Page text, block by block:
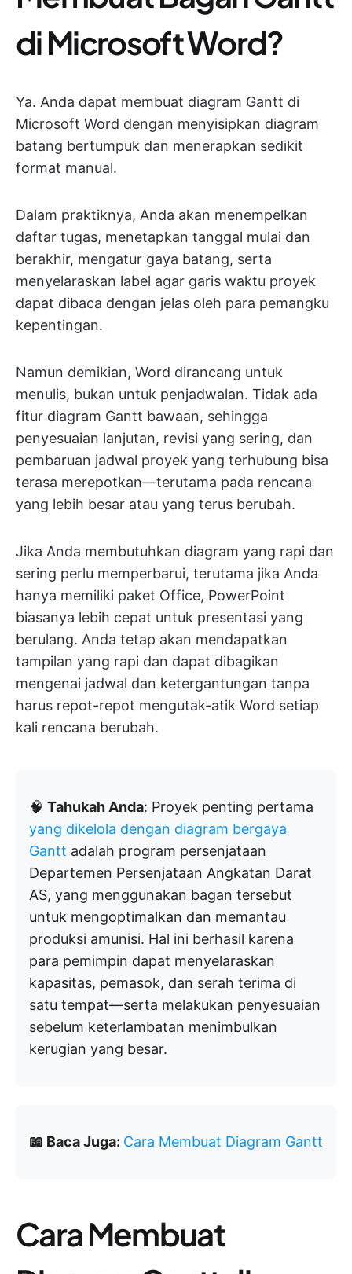
di Microsoft Word?
Ya. Anda dapat membuat diagram Gantt di
Microsoft Word dengan menyisipkan diagram
batang bertumpuk dan menerapkan sedikit
format manual.
Dalam praktiknya, Anda akan menempelkan
daftar tugas, menetapkan tanggal mulai dan
berakhir, mengatur gaya batang, serta
menyelaraskan label agar garis waktu proyek
dapat dibaca dengan jelas oleh para pemangku
kepentingan.
Namun demikian, Word dirancang untuk
menulis, bukan untuk penjadwalan. Tidak ada
fitur diagram Gantt bawaan, sehingga
penyesuaian lanjutan, revisi yang sering, dan
pembaruan jadwal proyek yang terhubung bisa
terasa merepotkan—terutama pada rencana
yang lebih besar atau yang terus berubah.
Jika Anda membutuhkan diagram yang rapi dan
sering perlu memperbarui, terutama jika Anda
hanya memiliki paket Office, PowerPoint
biasanya lebih cepat untuk presentasi yang
berulang. Anda tetap akan mendapatkan
tampilan yang rapi dan dapat dibagikan
mengenai jadwal dan ketergantungan tanpa
harus repot-repot mengutak-atik Word setiap
kali rencana berubah.
🧠 Tahukah Anda: Proyek penting pertama
yang dikelola dengan diagram bergaya
Gantt adalah program persenjataan
Departemen Persenjataan Angkatan Darat
AS, yang menggunakan bagan tersebut
untuk mengoptimalkan dan memantau
produksi amunisi. Hal ini berhasil karena
para pemimpin dapat menyelaraskan
kapasitas, pemasok, dan serah terima di
satu tempat—serta melakukan penyesuaian
sebelum keterlambatan menimbulkan
kerugian yang besar.
📖 Baca Juga: Cara Membuat Diagram Gantt
Cara Membuat